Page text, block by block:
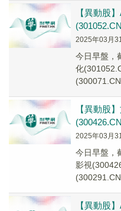
【異動股
2025年03月
今日早盤，
化
【異動股
2025年03月
今日早盤，
影視
【異動股